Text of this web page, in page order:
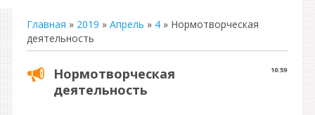
Главная » 2019 » Апрель » 4 » Нормотворческая
деятельность
10:59
Нормотворческая
деятельность